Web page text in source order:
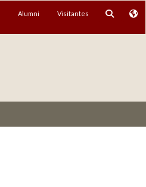
Alumni Visitantes